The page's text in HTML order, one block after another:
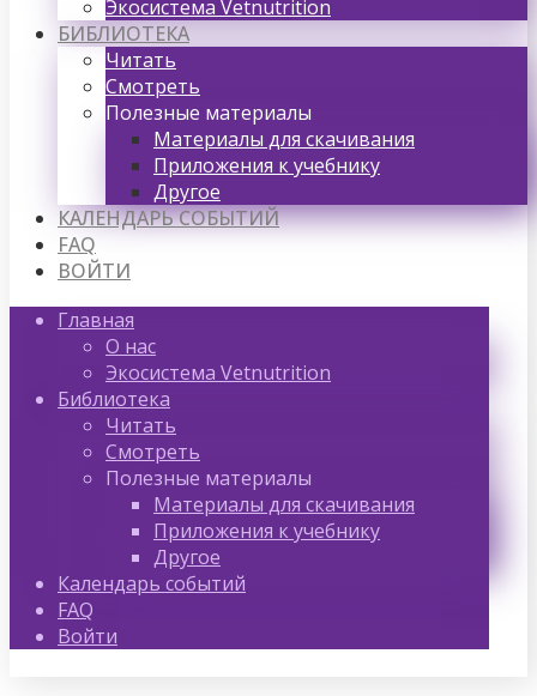
Экосистема Vetnutrition
БИБЛИОТЕКА
Читать
Смотреть
Полезные материалы
Материалы для скачивания
Приложения к учебнику
Другое
КАЛЕНДАРЬ СОБЫТИЙ
FAQ
ВОЙТИ
Главная
О нас
Экосистема Vetnutrition
Библиотека
Читать
Смотреть
Полезные материалы
Материалы для скачивания
Приложения к учебнику
Другое
Календарь событий
FAQ
Войти